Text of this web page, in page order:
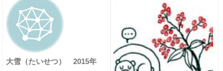
大雪（たいせつ） 2015年